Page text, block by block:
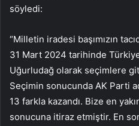
söyledi:
“Milletin iradesi başımızın
31 Mart 2024 tarihinde
Uğurludağ olarak seçimlere
Seçimin sonucunda AK Parti
13 farkla kazandı. Bize en
sonucuna itiraz etmiştir. En